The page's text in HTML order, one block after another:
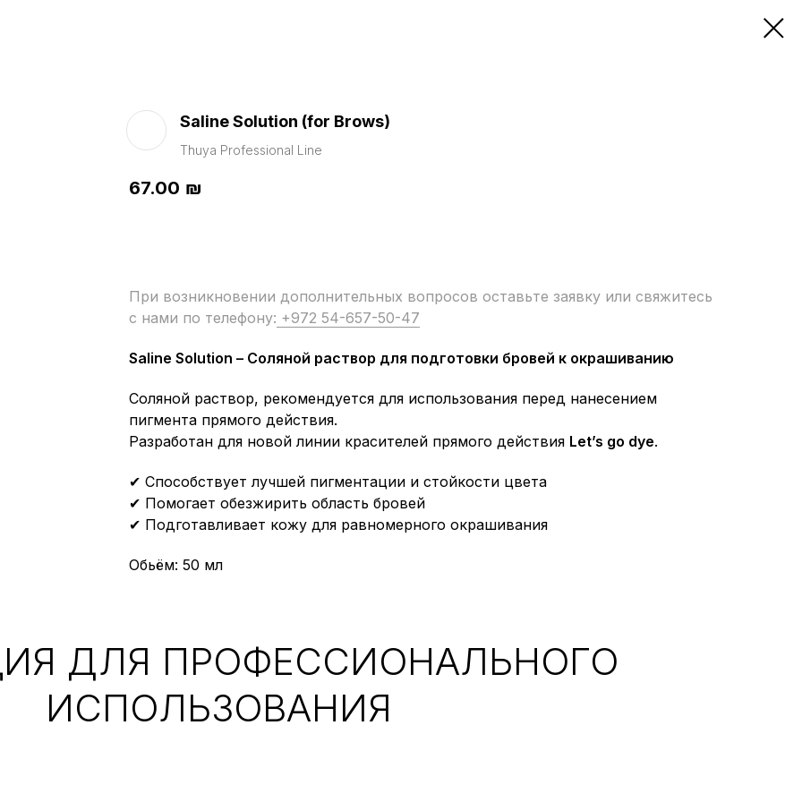
Saline Solution (for Brows)
Thuya Professional Line
67.00 ₪
При возникновении дополнительных вопросов оставьте заявку или свяжитесь
с нами по телефону: +972 54-657-50-47
Saline Solution – Соляной раствор для подготовки бровей к окрашиванию
Соляной раствор, рекомендуется для использования перед нанесением
пигмента прямого действия.
Разработан для новой линии красителей прямого действия Let’s go dye.
✔ Способствует лучшей пигментации и стойкости цвета
✔ Помогает обезжирить область бровей
✔ Подготавливает кожу для равномерного окрашивания
Обьём: 50 мл
ДЛЯ ПРОФЕССИОНАЛЬНОГО
ИСПОЛЬЗОВАНИЯ